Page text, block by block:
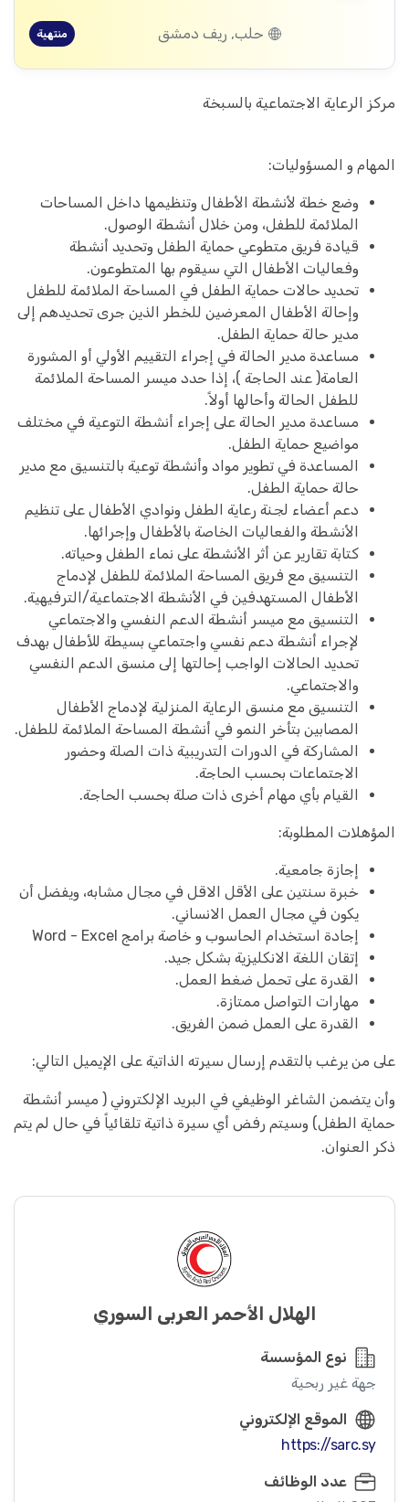
حلب, ريف دمشق منتهية
مركز الرعاية الاجتماعية بالسبخة
المهام و المسؤوليات:
وضع خطة لأنشطة الأطفال وتنظيمها داخل المساحات
الملائمة للطفل، ومن خلال أنشطة الوصول.
قيادة فريق متطوعي حماية الطفل وتحديد أنشطة
وفعاليات الأطفال التي سيقوم بها المتطوعون.
تحديد حالات حماية الطفل في المساحة الملائمة للطفل
وإحالة الأطفال المعرضين للخطر الذين جرى تحديدهم إلى
مدير حالة حماية الطفل.
مساعدة مدير الحالة في إجراء التقييم الأولي أو المشورة
العامة( عند الحاجة )، إذا حدد ميسر المساحة الملائمة
للطفل الحالة وأحالها أولاً.
مساعدة مدير الحالة على إجراء أنشطة التوعية في مختلف
مواضيع حماية الطفل.
المساعدة في تطوير مواد وأنشطة توعية بالتنسيق مع مدير
حالة حماية الطفل.
دعم أعضاء لجنة رعاية الطفل ونوادي الأطفال على تنظيم
الأنشطة والفعاليات الخاصة بالأطفال وإجرائها.
كتابة تقارير عن أثر الأنشطة على نماء الطفل وحياته.
التنسيق مع فريق المساحة الملائمة للطفل لإدماج
الأطفال المستهدفين في الأنشطة الاجتماعية/الترفيهية.
التنسيق مع ميسر أنشطة الدعم النفسي والاجتماعي
لإجراء أنشطة دعم نفسي واجتماعي بسيطة للأطفال بهدف
تحديد الحالات الواجب إحالتها إلى منسق الدعم النفسي
والاجتماعي.
التنسيق مع منسق الرعاية المنزلية لإدماج الأطفال
المصابين بتأخر النمو في أنشطة المساحة الملائمة للطفل.
المشاركة في الدورات التدريبية ذات الصلة وحضور
الاجتماعات بحسب الحاجة.
القيام بأي مهام أخرى ذات صلة بحسب الحاجة.
المؤهلات المطلوبة:
إجازة جامعية.
خبرة سنتين على الأقل الاقل في مجال مشابه، ويفضل أن
يكون في مجال العمل الانساني.
إجادة استخدام الحاسوب و خاصة برامج Word - Excel
إتقان اللغة الانكليزية بشكل جيد.
القدرة على تحمل ضغط العمل.
مهارات التواصل ممتازة.
القدرة على العمل ضمن الفريق.
على من يرغب بالتقدم إرسال سيرته الذاتية على الإيميل التالي:
وأن يتضمن الشاغر الوظيفي في البريد الإلكتروني ( ميسر أنشطة
حماية الطفل) وسيتم رفض أي سيرة ذاتية تلقائياً في حال لم يتم
ذكر العنوان.
الهلال الأحمر العربي السوري
نوع المؤسسة
جهة غير ربحية
الموقع الإلكتروني
https://sarc.sy
عدد الوظائف